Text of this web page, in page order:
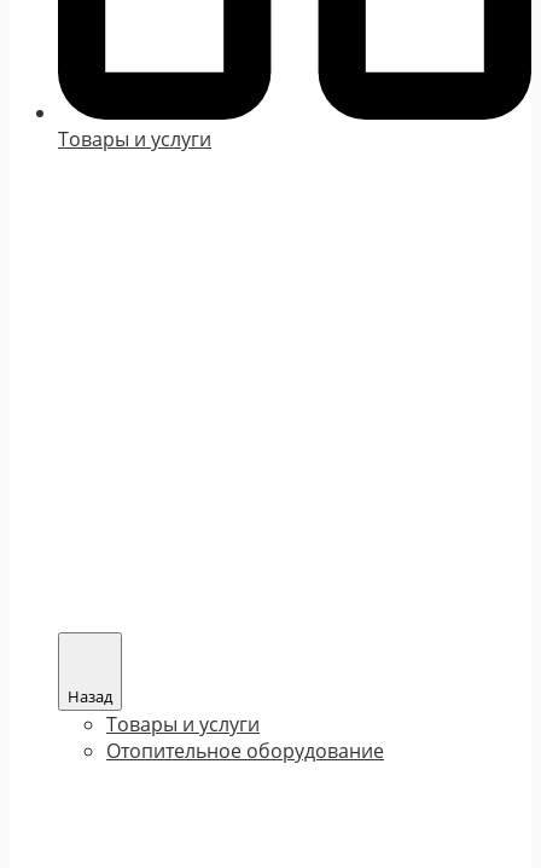
Товары и услуги
Назад
Товары и услуги
Отопительное оборудование